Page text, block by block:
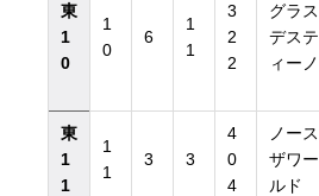
東
1
0
1
0
6
1
1
3
2
2
グラス
デステ
ィーノ
東
1
1
1
1
3 3
4
0
4
ノース
ザワー
ルド